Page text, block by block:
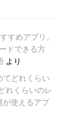
すめアプリ。
ドできる方
より
てどれくらい
れくらいのレ
が使えるアプ